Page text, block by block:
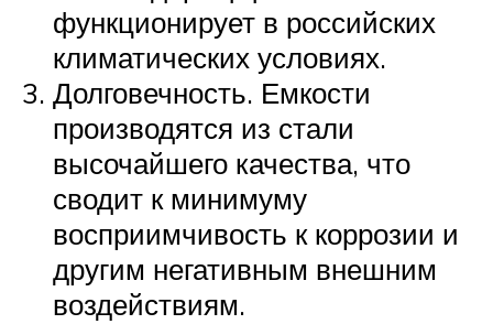
функционирует в российских
климатических условиях.
Долговечность. Емкости
производятся из стали
высочайшего качества, что
сводит к минимуму
восприимчивость к коррозии и
другим негативным внешним
воздействиям.